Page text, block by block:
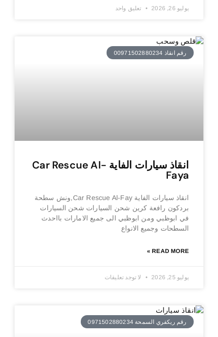
يوليو 26, 2026 تعليق واحد
رقم انقاذ 00971502880234
انقاذ سيارات الفاية Car Rescue Al-
Faya
انقاذ سيارات الفاية Car Rescue Al-Fay,ونش سطحة
بردكون رافعة كرين شحن السيارات شحن السيارات
في ابوظبي ومن ابوظبي الى جميع الامارات بااحدث
السطحات وجميع الانواع
READ MORE »
يوليو 25, 2026 لا توجد تعليقات
رقم ريكفري السمحة 0971502880234